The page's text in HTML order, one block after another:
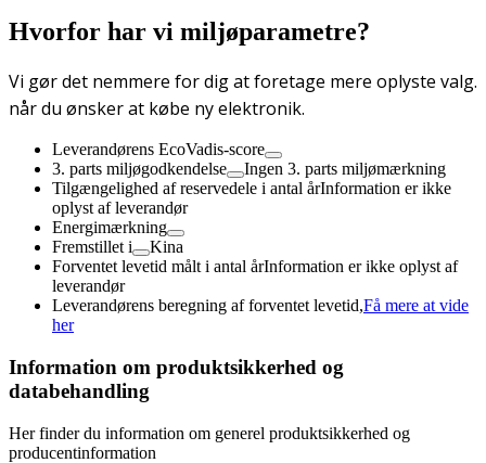
Hvorfor har vi miljøparametre?
Vi gør det nemmere for dig at foretage mere oplyste valg.
når du ønsker at købe ny elektronik.
Leverandørens EcoVadis-score
3. parts miljøgodkendelse
Ingen 3. parts miljømærkning
Tilgængelighed af reservedele i antal årInformation er ikke
oplyst af leverandør
Energimærkning
Fremstillet i
Kina
Forventet levetid målt i antal årInformation er ikke oplyst af
leverandør
Leverandørens beregning af forventet levetid,Få mere at vide
her
Information om produktsikkerhed og
databehandling
Her finder du information om generel produktsikkerhed og
producentinformation